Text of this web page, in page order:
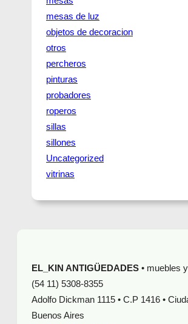
mesas de luz
objetos de decoracion
otros
percheros
pinturas
probadores
roperos
sillas
sillones
Uncategorized
vitrinas
EL_KIN ANTIGÜEDADES • muebles
(54 11) 5308-8355
Adolfo Dickman 1115 • C.P 1416 •
Buenos Aires